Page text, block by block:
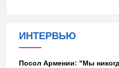
ИНТЕРВЬЮ
Посол Армении: "Мы